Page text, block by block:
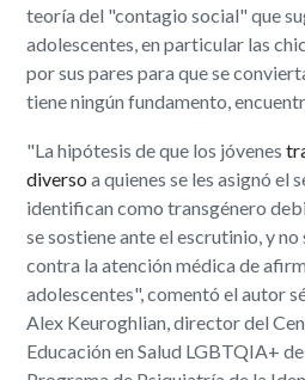
teoría del "contagio social" que
adolescentes, en particular las
por sus pares para que se
tiene ningún fundamento,
"La hipótesis de que los jóvenes
diverso a quienes se les asignó el
identifican como transgénero
se sostiene ante el escrutinio, y
contra la atención médica de
adolescentes", comentó el autor
Alex Keuroghlian, director del
Educación en Salud LGBTQIA+